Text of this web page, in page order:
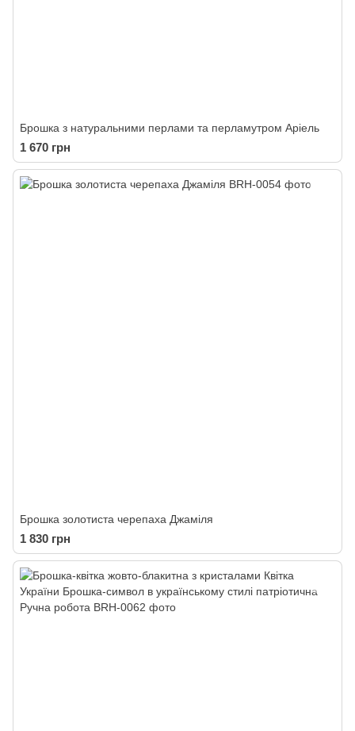
Брошка з натуральними перлами та перламутром Аріель
1 670 грн
Брошка золотиста черепаха Джаміля
1 830 грн